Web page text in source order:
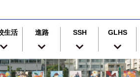
生活 進路 SSH GLHS